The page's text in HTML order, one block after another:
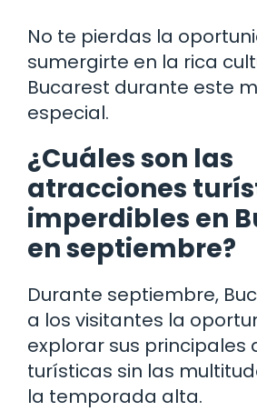
No te pierdas la
sumergirte en la rica
Bucarest durante este
especial.
¿Cuáles son las
atracciones
imperdibles en
en septiembre?
Durante septiembre,
a los visitantes la
explorar sus principales
turísticas sin las
la temporada alta.